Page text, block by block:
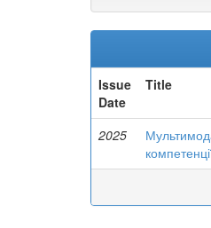
Issue
Date
Title
2025